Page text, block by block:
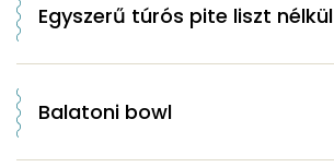
Egyszerű túrós pite liszt nélkül
Balatoni bowl